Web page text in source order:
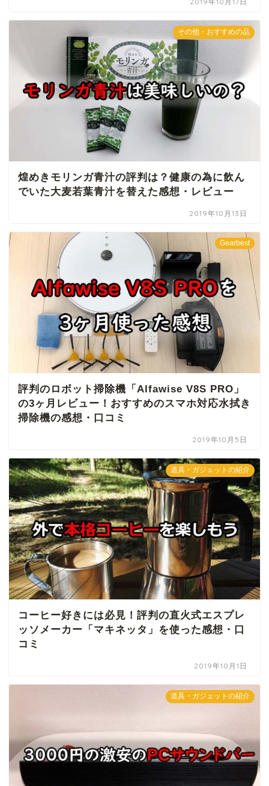
その他・おすすめの品
煌めきモリンガ青汁の評判は？健康の為に飲ん
でいた大麦若葉青汁を替えた感想・レビュー
2019年10月13日
Gearbest
評判のロボット掃除機「Alfawise V8S PRO」
の3ヶ月レビュー！おすすめのスマホ対応水拭き
掃除機の感想・口コミ
2019年10月5日
道具・ガジェットの紹介
コーヒー好きには必見！評判の直火式エスプレ
ッソメーカー「マキネッタ」を使った感想・口
コミ
2019年10月1日
道具・ガジェットの紹介